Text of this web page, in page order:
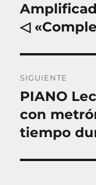
v
e
g
a
c
i
ó
n
a
a
n
t
◁
SIGUIENTE
E
n
t
a
PIANO
con
tiempo